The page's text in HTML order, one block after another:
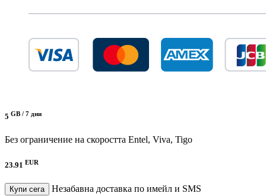
5 GB / 7 дни
Без ограничение на скоростта Entel, Viva, Tigo
23.91 EUR
Купи сега
Незабавна доставка по имейл и SMS